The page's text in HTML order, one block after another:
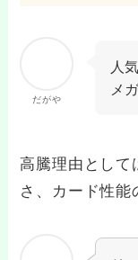
だがや
人
メ
高騰理由として
さ、カード性能